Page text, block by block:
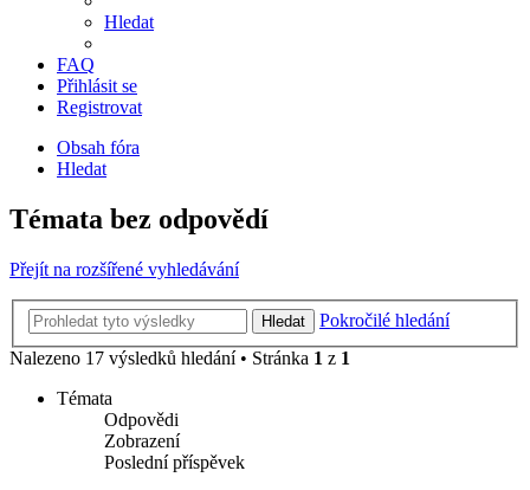
Hledat
FAQ
Přihlásit se
Registrovat
Obsah fóra
Hledat
Témata bez odpovědí
Přejít na rozšířené vyhledávání
Hledat
Pokročilé hledání
Nalezeno 17 výsledků hledání • Stránka 1 z 1
Témata
Odpovědi
Zobrazení
Poslední příspěvek